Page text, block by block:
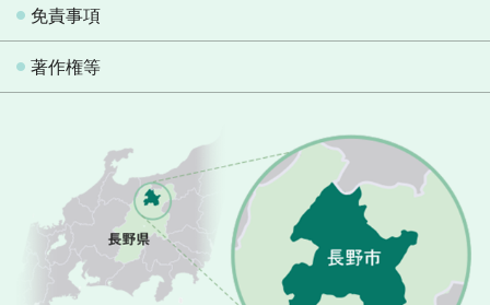
免責事項
著作権等